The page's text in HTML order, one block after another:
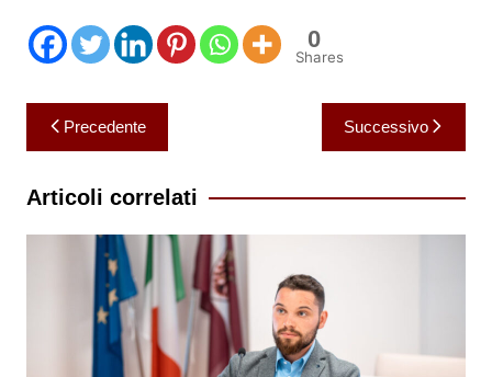
0
Shares
Navigazione
articoli
Precedente Successivo
Articoli correlati